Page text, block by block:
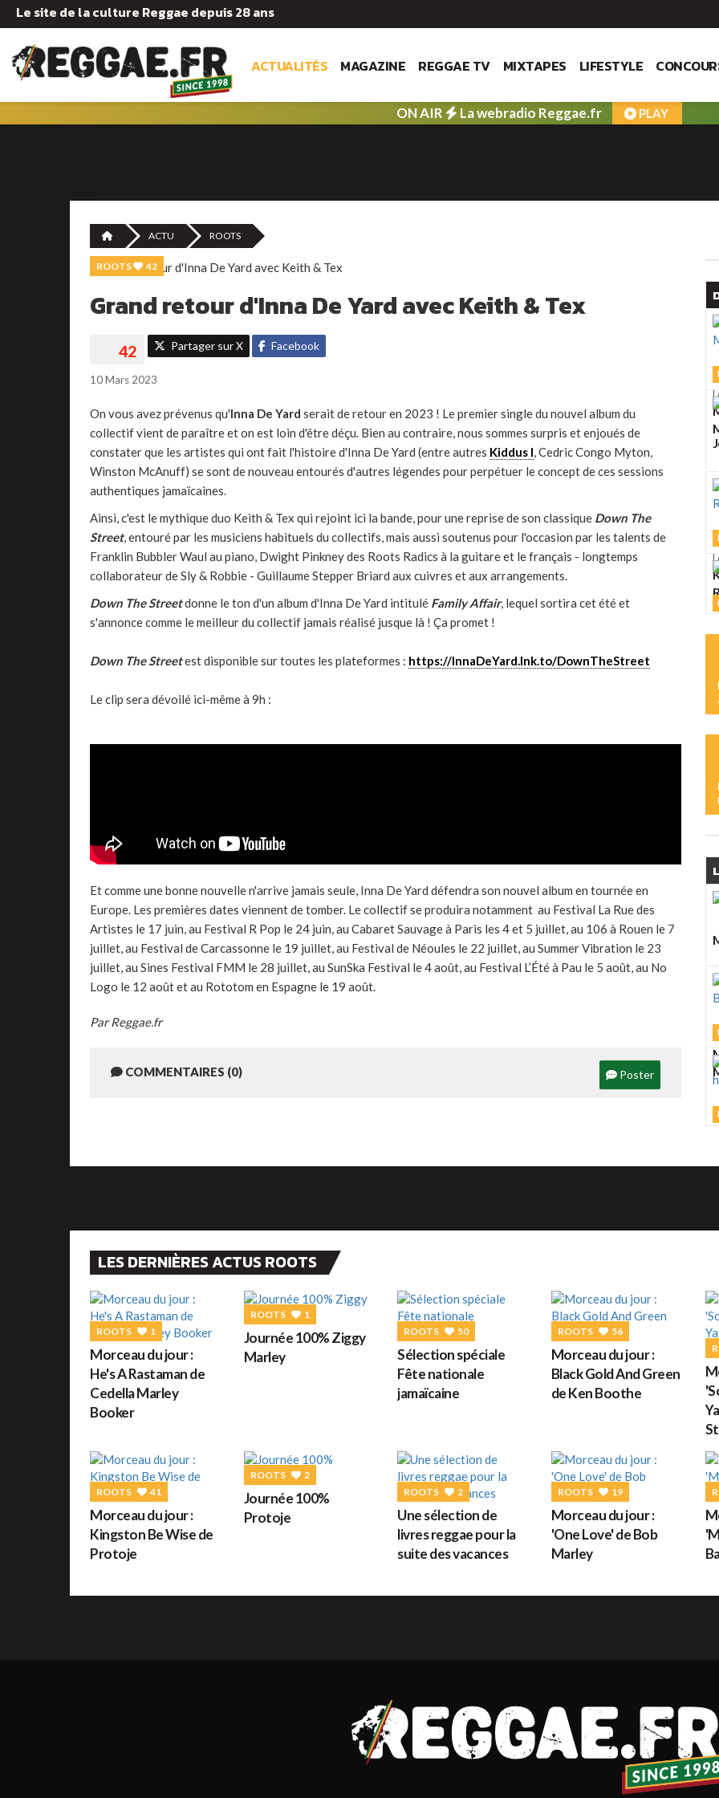
Le site de la culture Reggae depuis 28 ans
ACTUALITÉS MAGAZINE REGGAE TV MIXTAPES LIFESTYLE
ON AIR La webradio Reggae.fr PLAY
ACTU ROOTS
ROOTS 42
Grand retour d'Inna De Yard avec Keith & Tex
Partager sur X Facebook
10 Mars 2023
On vous avez prévenus qu'Inna De Yard serait de retour en 2023 ! Le premier single du nouvel album du
collectif vient de paraître et on est loin d'être déçu. Bien au contraire, nous sommes surpris et enjoués de
constater que les artistes qui ont fait l'histoire d'Inna De Yard (entre autres Kiddus I, Cedric Congo Myton,
Winston McAnuff) se sont de nouveau entourés d'autres légendes pour perpétuer le concept de ces sessions
authentiques jamaïcaines.
Ainsi, c'est le mythique duo Keith & Tex qui rejoint ici la bande, pour une reprise de son classique Down The
Street, entouré par les musiciens habituels du collectifs, mais aussi soutenus pour l'occasion par les talents de
Franklin Bubbler Waul au piano, Dwight Pinkney des Roots Radics à la guitare et le français - longtemps
collaborateur de Sly & Robbie - Guillaume Stepper Briard aux cuivres et aux arrangements.
Down The Streetdonne le ton d'un album d'Inna De Yard intitulé Family Affair, lequel sortira cet été et
s'annonce comme le meilleur du collectif jamais réalisé jusque là ! Ça promet !
Down The Streetest disponible sur toutes les plateformes : https://InnaDeYard.lnk.to/DownTheStreet
Le clip sera dévoilé ici-même à 9h :
Et comme une bonne nouvelle n'arrive jamais seule, Inna De Yard défendra son nouvel album en tournée en
Europe. Les premières dates viennent de tomber. Le collectif se produira notamment au Festival La Rue des
Artistes le 17 juin, au Festival R Pop le 24 juin, au Cabaret Sauvage à Paris les 4 et 5 juillet, au 106 à Rouen le 7
juillet, au Festival de Carcassonne le 19 juillet, au Festival de Néoules le 22 juillet, au Summer Vibration le 23
juillet, au Sines Festival FMM le 28 juillet, au SunSka Festival le 4 août, au Festival L’Été à Pau le 5 août, au No
Logo le 12 août et au Rototom en Espagne le 19 août.
Par Reggae.fr
COMMENTAIRES (0) Poster
LES DERNIÈRES ACTUS ROOTS
ROOTS 1
Morceau du jour :
He's A Rastaman de
Cedella Marley
Booker
ROOTS 1
Journée 100% Ziggy
Marley
ROOTS 50
Sélection spéciale
Fête nationale
jamaïcaine
ROOTS 56
Morceau du jour :
Black Gold And Green
de Ken Boothe
ROOTS 41
Morceau du jour :
Kingston Be Wise de
Protoje
ROOTS 2
Journée 100%
Protoje
ROOTS 2
Une sélection de
livres reggae pour la
suite des vacances
ROOTS 19
Morceau du jour :
'One Love' de Bob
Marley